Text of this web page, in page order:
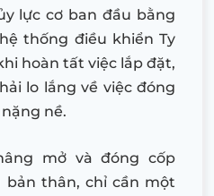
lực cơ ban đầu bằng
thống điều khiển Ty
hoàn tất việc lắp đặt,
lo lắng về việc đóng
nề.
mở và đóng cốp
bản thân, chỉ cần một